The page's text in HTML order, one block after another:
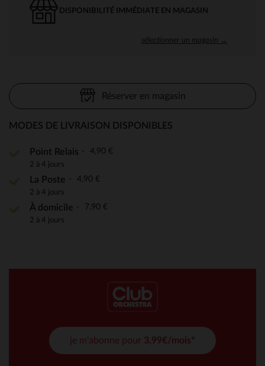
DISPONIBILITÉ IMMÉDIATE EN MAGASIN
sélectionner un magasin →
Réserver en magasin
MODES DE LIVRAISON DISPONIBLES
Point Relais 4,90 €
2 à 4 jours
La Poste 4,90 €
2 à 4 jours
À domicile 7,90 €
2 à 4 jours
je m'abonne pour 3,99€/mois*